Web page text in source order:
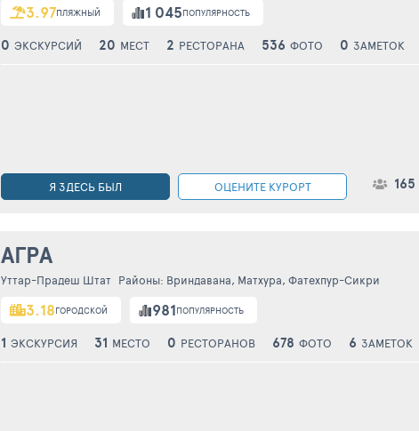
3.97ПЛЯЖНЫЙ 1 045ПОПУЛЯРНОСТЬ
0 ЭКСКУРСИЙ 20 МЕСТ 2 РЕСТОРАНА 536 ФОТО 0 ЗАМЕТОК
Я ЗДЕСЬ БЫЛ ОЦЕНИТЕ КУРОРТ 165
АГРА
Уттар-Прадеш Штат Районы: Вриндавана, Матхура, Фатехпур-Сикри
3.18ГОРОДСКОЙ 981ПОПУЛЯРНОСТЬ
1 ЭКСКУРСИЯ 31 МЕСТО 0 РЕСТОРАНОВ 678 ФОТО 6 ЗАМЕТОК